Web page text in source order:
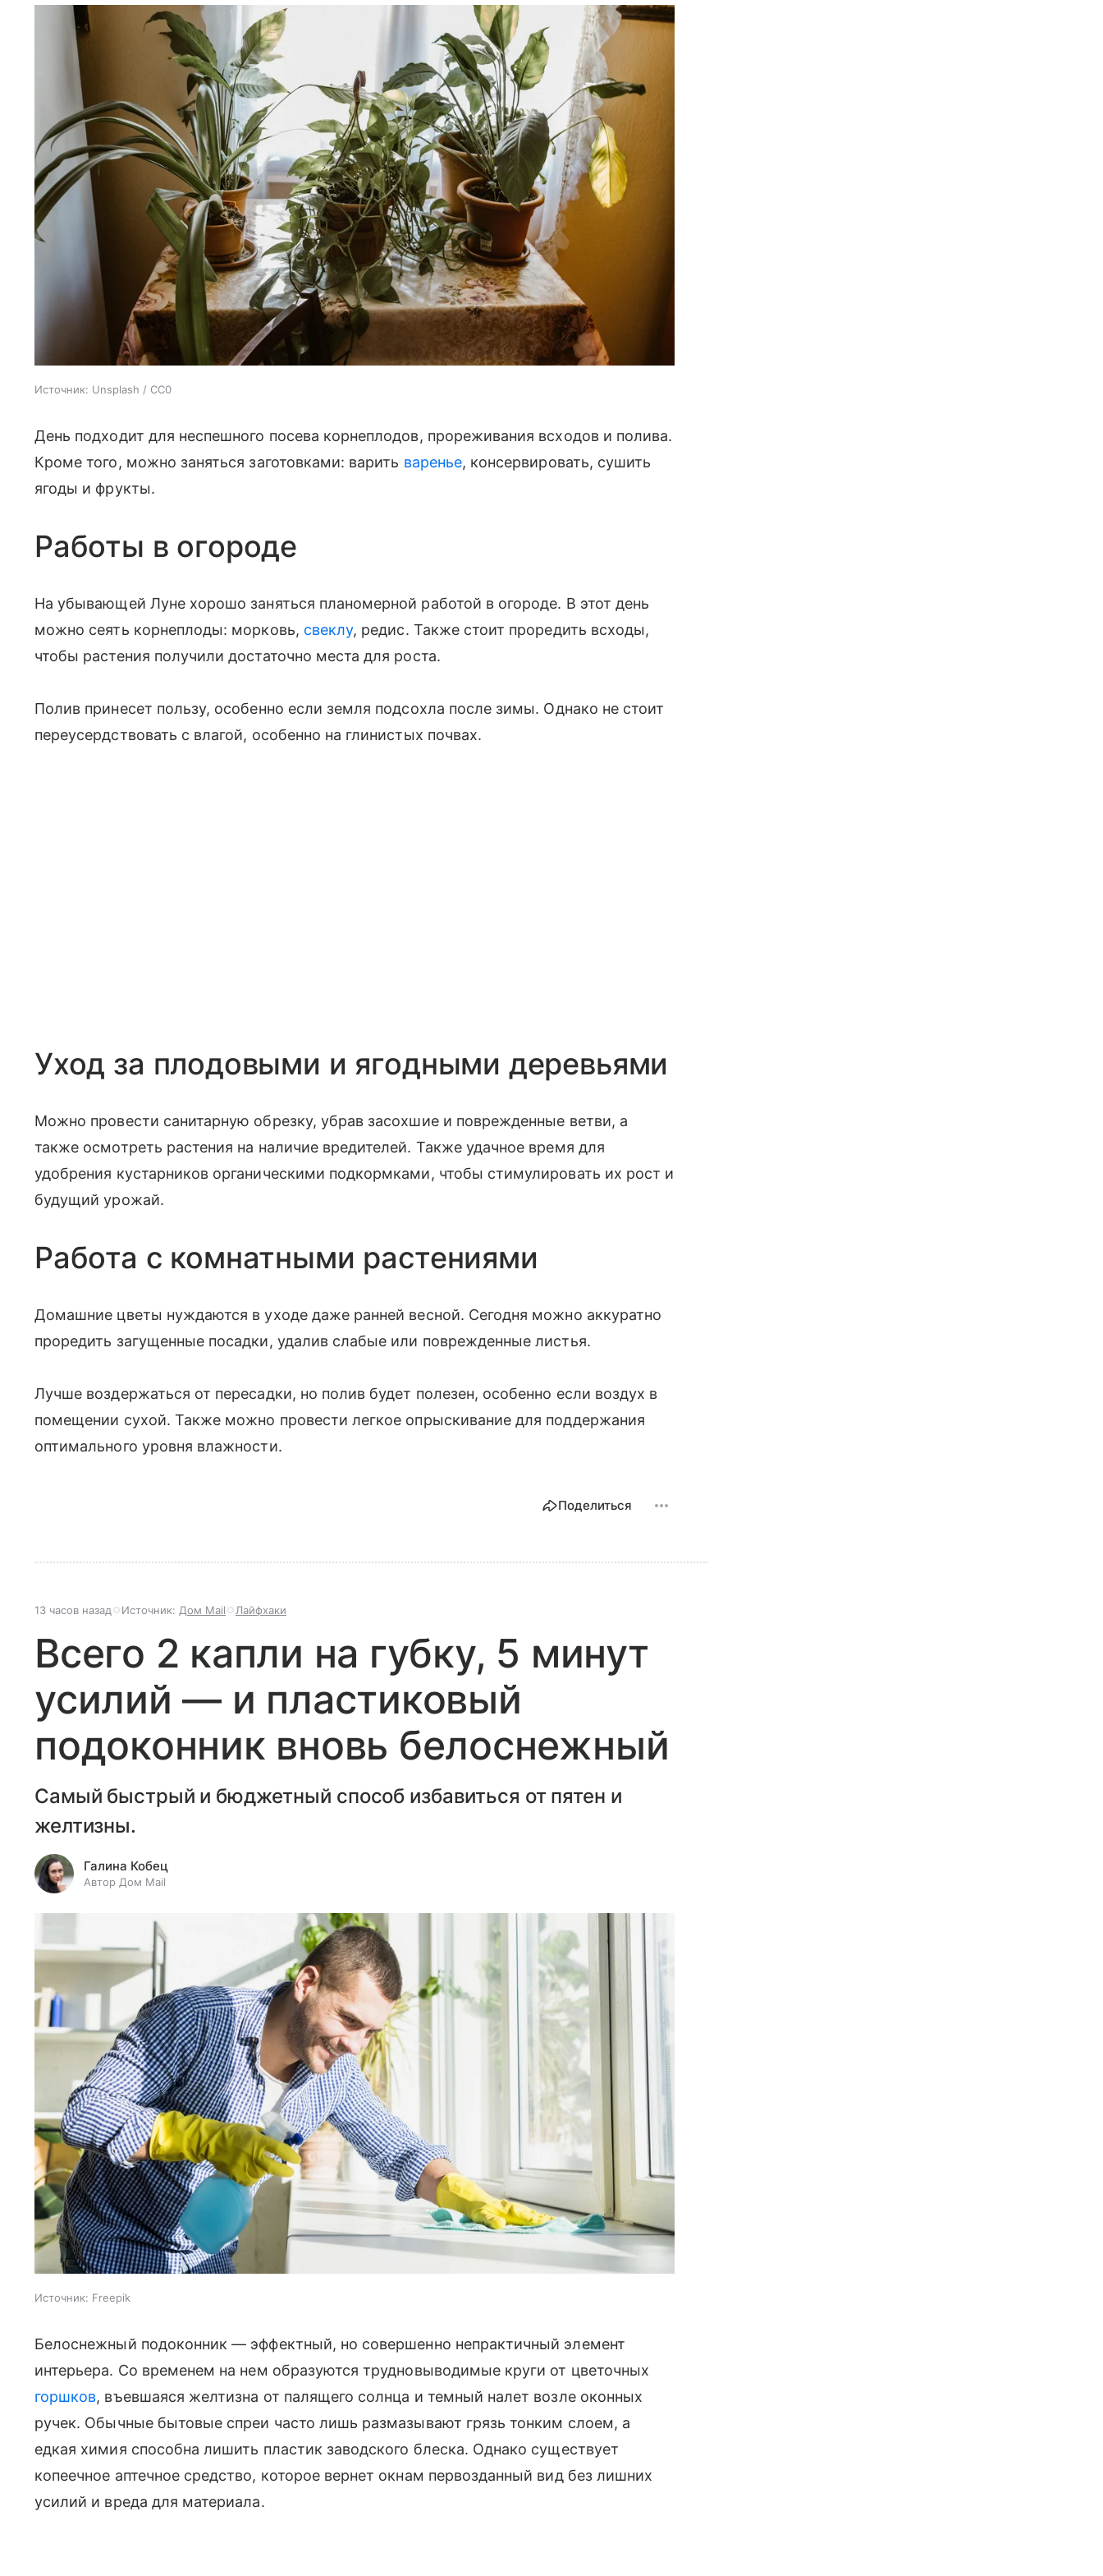
Источник: Unsplash / CC0
День подходит для неспешного посева корнеплодов, прореживания всходов и полива.
Кроме того, можно заняться заготовками: варить варенье, консервировать, сушить
ягоды и фрукты.
Работы в огороде
На убывающей Луне хорошо заняться планомерной работой в огороде. В этот день
можно сеять корнеплоды: морковь, свеклу, редис. Также стоит проредить всходы,
чтобы растения получили достаточно места для роста.
Полив принесет пользу, особенно если земля подсохла после зимы. Однако не стоит
переусердствовать с влагой, особенно на глинистых почвах.
Уход за плодовыми и ягодными деревьями
Можно провести санитарную обрезку, убрав засохшие и поврежденные ветви, а
также осмотреть растения на наличие вредителей. Также удачное время для
удобрения кустарников органическими подкормками, чтобы стимулировать их рост и
будущий урожай.
Работа с комнатными растениями
Домашние цветы нуждаются в уходе даже ранней весной. Сегодня можно аккуратно
проредить загущенные посадки, удалив слабые или поврежденные листья.
Лучше воздержаться от пересадки, но полив будет полезен, особенно если воздух в
помещении сухой. Также можно провести легкое опрыскивание для поддержания
оптимального уровня влажности.
Поделиться
13 часов назад Источник: Дом Mail Лайфхаки
Всего 2 капли на губку, 5 минут
усилий — и пластиковый
подоконник вновь белоснежный
Самый быстрый и бюджетный способ избавиться от пятен и
желтизны.
Галина Кобец
Автор Дом Mail
Источник: Freepik
Белоснежный подоконник — эффектный, но совершенно непрактичный элемент
интерьера. Со временем на нем образуются трудновыводимые круги от цветочных
горшков, въевшаяся желтизна от палящего солнца и темный налет возле оконных
ручек. Обычные бытовые спреи часто лишь размазывают грязь тонким слоем, а
едкая химия способна лишить пластик заводского блеска. Однако существует
копеечное аптечное средство, которое вернет окнам первозданный вид без лишних
усилий и вреда для материала.